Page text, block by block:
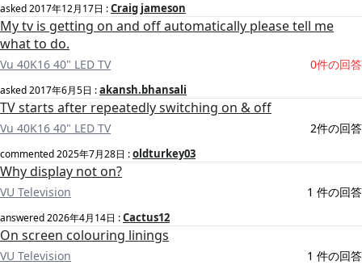
asked2017年12月17日 :Craig jameson
My tv is getting on and off automatically please tell me
what to do.
Vu 40K16 40" LED TV 0件の回答
asked2017年6月5日 :akansh.bhansali
TV starts after repeatedly switching on & off
Vu 40K16 40" LED TV 2件の回答
commented2025年7月28日 :oldturkey03
Why display not on?
VU Television 1 件の回答
answered2026年4月14日 :Cactus12
On screen colouring linings
VU Television 1 件の回答